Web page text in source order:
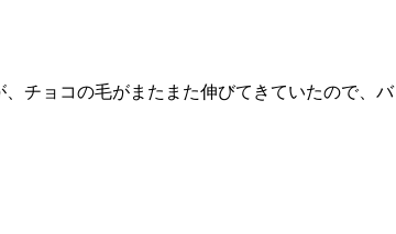
チョコの毛がまたまた伸びてきていたので、